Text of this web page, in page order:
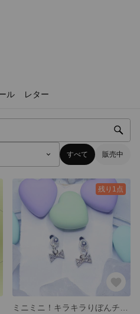
ル レター
すべて 販売中
残り1点